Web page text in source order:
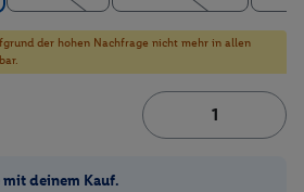
der hohen Nachfrage nicht mehr in allen
deinem Kauf.